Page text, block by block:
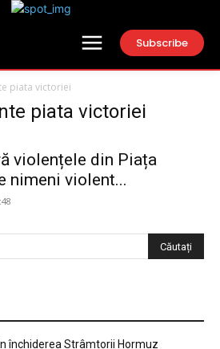
Subscribe
piata victoriei
piata victoriei
violențele din Piața
nimeni violent...
închiderea Strâmtorii Hormuz